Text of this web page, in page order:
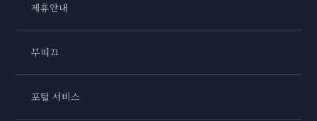
제휴안내
부띠끄
포털 서비스